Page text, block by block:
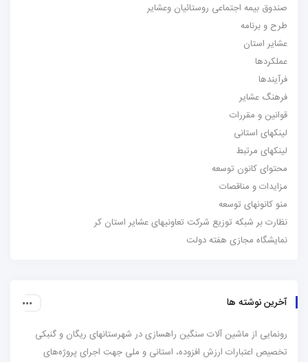
صندوق بیمه اجتماعی روستائیان وعشایر
طرح و برنامه
عشایر استان
عملکردها
فرآیندها
فرهنگ عشایر
قوانین و مقررات
لینکهای استانی
لینکهای مرتبط
محتوای کانون توسعه
مزایدات و مناقصات
منو کانونهای توسعه
نظارت بر شبکه توزیع شرکت تعاونیهای عشایر استان کر
نمایشگاه مجازی هفته دولت
آخرین نوشته ها
رونمایی از ماشین آلات سنگین راهسازی در شهرستانهای ریگان و گنبکی
تخصیص اعتبارات ارزش افزوده، استانی و ملی جهت اجرای پروژه‌های